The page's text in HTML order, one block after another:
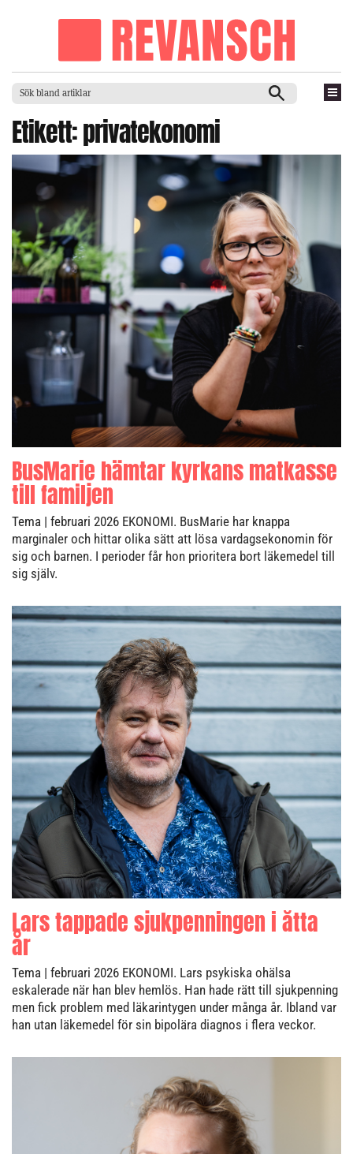
Etikett:privatekonomi
BusMarie hämtar kyrkans matkasse
till familjen
Tema | februari 2026 EKONOMI. BusMarie har knappa
marginaler och hittar olika sätt att lösa vardagsekonomin för
sig och barnen. I perioder får hon prioritera bort läkemedel till
sig själv.
Lars tappade sjukpenningen i åtta
år
Tema | februari 2026 EKONOMI. Lars psykiska ohälsa
eskalerade när han blev hemlös. Han hade rätt till sjukpenning
men fick problem med läkarintygen under många år. Ibland var
han utan läkemedel för sin bipolära diagnos i flera veckor.